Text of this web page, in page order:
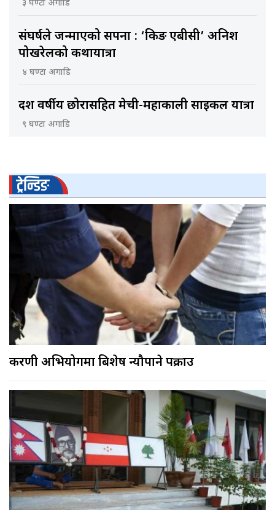
३ घण्टा अगाडि
संघर्षले जन्माएको सपना : ‘किङ एबीसी’ अनिश
पोखरेलको कथायात्रा
४ घण्टा अगाडि
दश वर्षीय छोरासहित मेची-महाकाली साइकल यात्रा
९ घण्टा अगाडि
ट्रेन्डिङ
करणी अभियोगमा बिशेष न्यौपाने पक्राउ